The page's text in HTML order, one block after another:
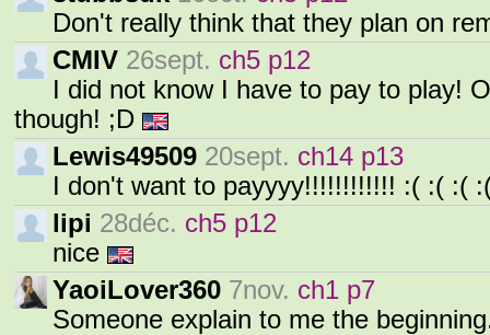
Don't really think that they plan on
CMIV 26sept. ch5 p12
I did not know I have to pay to play!
though! ;D
Lewis49509 20sept. ch14 p13
I don't want to payyyy!!!!!!!!!!!! :( :( :(
lipi 28déc. ch5 p12
nice
YaoiLover360 7nov. ch1 p7
Someone explain to me the